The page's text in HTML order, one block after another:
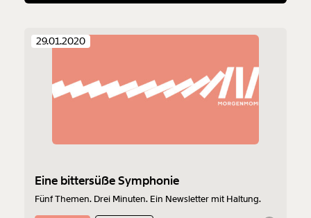
29.01.2020
Eine bittersüße Symphonie
Fünf Themen. Drei Minuten. Ein Newsletter mit Haltung.